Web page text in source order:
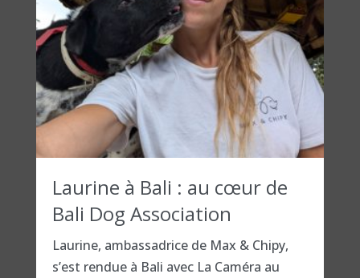
Laurine à Bali : au cœur de
Bali Dog Association
Laurine, ambassadrice de Max & Chipy,
s’est rendue à Bali avec La Caméra au